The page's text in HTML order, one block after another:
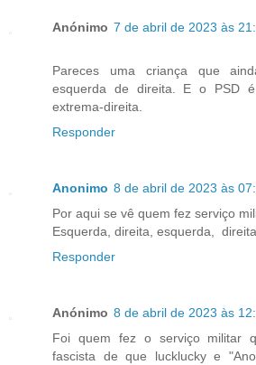
Anónimo 7 de abril de 2023 às
Pareces uma criança que
esquerda de direita. E o PSD
extrema-direita.
Responder
Anonimo 8 de abril de 2023 às
Por aqui se vê quem fez serviço
Esquerda, direita, esquerda,
Responder
Anónimo 8 de abril de 2023 às
Foi quem fez o serviço militar
fascista de que lucklucky e